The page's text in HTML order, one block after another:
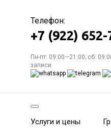
Телефон:
+7 (922) 652-
Пн-пт: 09:00—21:00; сб:
записи
Услуги и цены